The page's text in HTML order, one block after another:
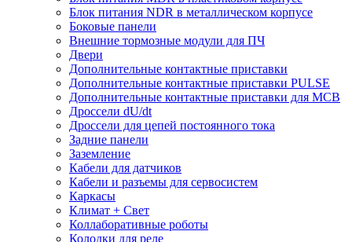
Блок питания NDR в металлическом корпусе
Боковые панели
Внешние тормозные модули для ПЧ
Двери
Дополнительные контактные приставки
Дополнительные контактные приставки PULSE
Дополнительные контактные приставки для MCB
Дроссели dU/dt
Дроссели для цепей постоянного тока
Задние панели
Заземление
Кабели для датчиков
Кабели и разъемы для сервосистем
Каркасы
Климат + Свет
Коллаборативные роботы
Колодки для реле